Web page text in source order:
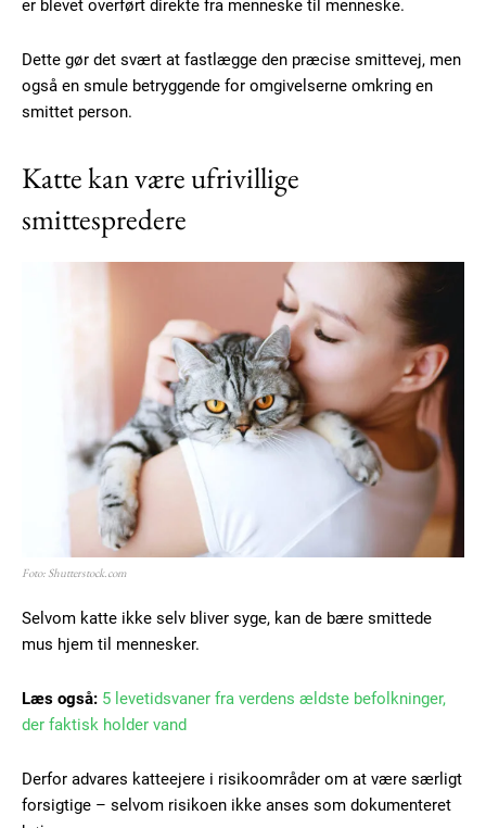
er blevet overført direkte fra menneske til menneske.
Dette gør det svært at fastlægge den præcise smittevej, men
også en smule betryggende for omgivelserne omkring en
smittet person.
Katte kan være ufrivillige
smittespredere
Foto: Shutterstock.com
Selvom katte ikke selv bliver syge, kan de bære smittede
mus hjem til mennesker.
Læs også: 5 levetidsvaner fra verdens ældste befolkninger,
der faktisk holder vand
Derfor advares katteejere i risikoområder om at være særligt
forsigtige – selvom risikoen ikke anses som dokumenteret